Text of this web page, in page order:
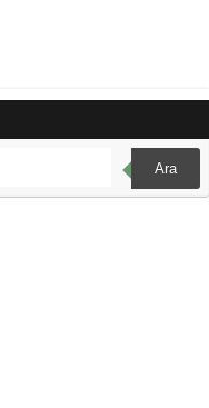
Ara